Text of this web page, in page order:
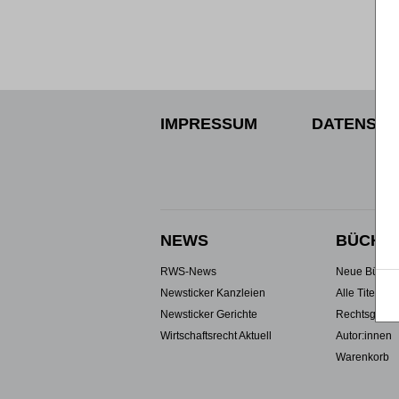
IMPRESSUM
NEWS
RWS-News
Newsticker Kanzleien
Newsticker Gerichte
Wirtschaftsrecht Aktuell
Neue Bücher
Alle Titel
Rechtsgebiete
Autor:innen
Warenkorb